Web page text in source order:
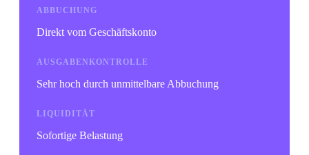
ABBUCHUNG
Direkt vom Geschäftskonto
AUSGABENKONTROLLE
Sehr hoch durch unmittelbare Abbuchung
LIQUIDITÄT
Sofortige Belastung